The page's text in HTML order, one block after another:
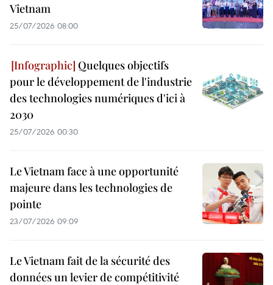
Vietnam
25/07/2026 08:00
Quelques objectifs
pour le développement de l'industrie
des technologies numériques d'ici à
2030
25/07/2026 00:30
Le Vietnam face à une opportunité
majeure dans les technologies de
pointe
23/07/2026 09:09
Le Vietnam fait de la sécurité des
données un levier de compétitivité